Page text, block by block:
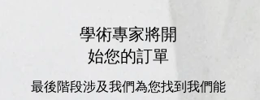
學術專家將開
始您的訂單
最後階段涉及我們為您找到我們能